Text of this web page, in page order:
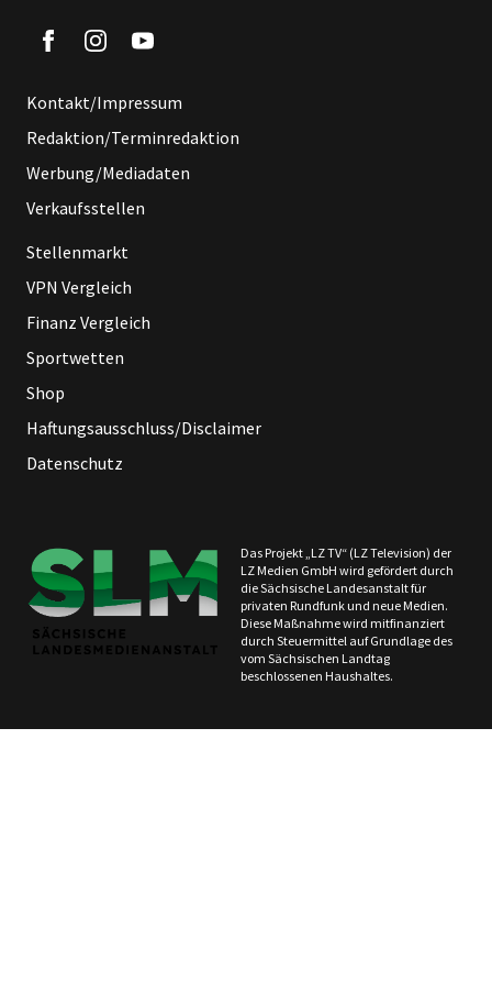
Kontakt/Impressum
Redaktion/Terminredaktion
Werbung/Mediadaten
Verkaufsstellen
Stellenmarkt
VPN Vergleich
Finanz Vergleich
Sportwetten
Shop
Haftungsausschluss/Disclaimer
Datenschutz
Das Projekt „LZ TV“ (LZ Television) der
LZ Medien GmbH wird gefördert durch
die Sächsische Landesanstalt für
privaten Rundfunk und neue Medien.
Diese Maßnahme wird mitfinanziert
durch Steuermittel auf Grundlage des
vom Sächsischen Landtag
beschlossenen Haushaltes.